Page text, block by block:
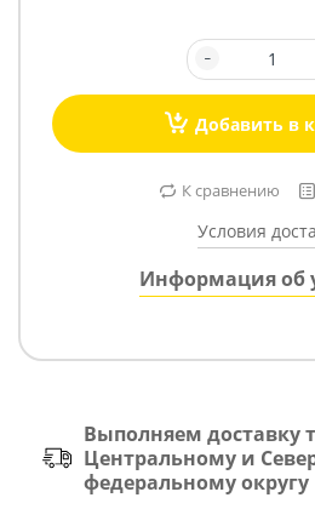
Добавить в
К сравнению
Условия
Информация об
Выполняем доставку
Центральному и
федеральному округу